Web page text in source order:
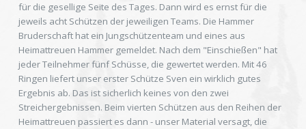
für die gesellige Seite des Tages. Dann wird es ernst für die
jeweils acht Schützen der jeweiligen Teams. Die Hammer
Bruderschaft hat ein Jungschützenteam und eines aus
Heimattreuen Hammer gemeldet. Nach dem "Einschießen" hat
jeder Teilnehmer fünf Schüsse, die gewertet werden. Mit 46
Ringen liefert unser erster Schütze Sven ein wirklich gutes
Ergebnis ab. Das ist sicherlich keines von den zwei
Streichergebnissen. Beim vierten Schützen aus den Reihen der
Heimattreuen passiert es dann - unser Material versagt, die